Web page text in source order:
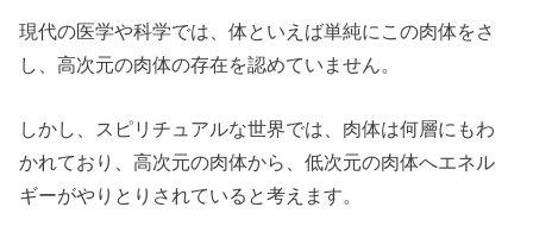
現代の医学や科学では、体といえば単純にこの肉体をさ
し、高次元の肉体の存在を認めていません。
しかし、スピリチュアルな世界では、肉体は何層にもわ
かれており、高次元の肉体から、低次元の肉体へエネル
ギーがやりとりされていると考えます。